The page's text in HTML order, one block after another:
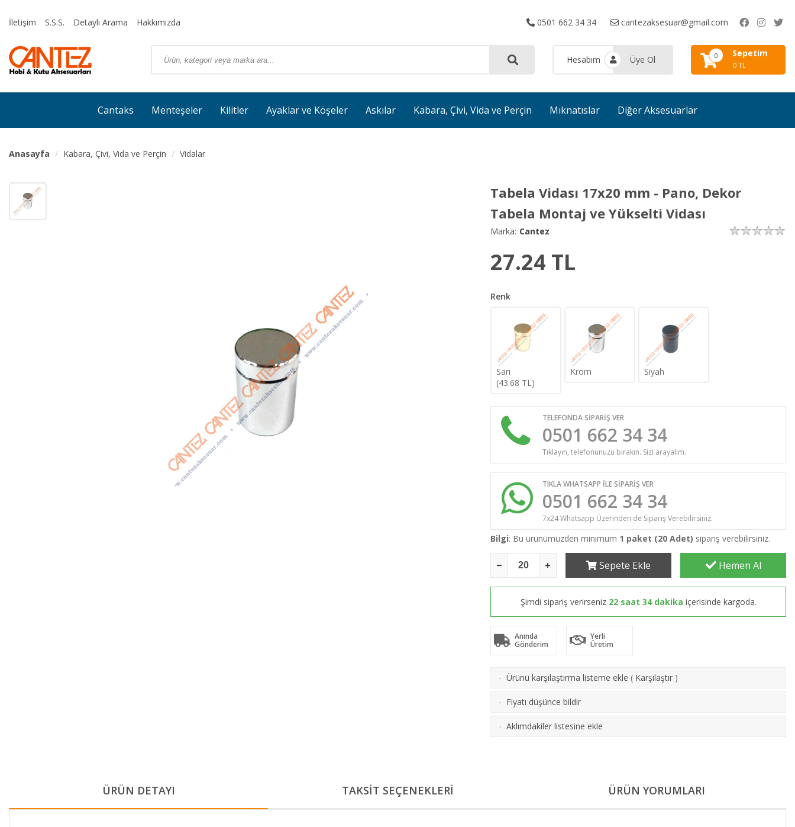
İletişim S.S.S. Detaylı Arama Hakkımızda 0501 662 34 34 cantezaksesuar@gmail.com
Hesabım Üye Ol 0 Sepetim
0 TL
Cantaks Menteşeler Kilitler Ayaklar ve Köşeler Askılar Kabara, Çivi, Vida ve Perçin Mıknatıslar Diğer Aksesuarlar
Anasayfa Kabara, Çivi, Vida ve Perçin Vidalar
Tabela Vidası 17x20 mm - Pano, Dekor
Tabela Montaj ve Yükselti Vidası
Marka: Cantez
27.24 TL
Renk
Sarı
(43.68 TL)
Krom Siyah
TELEFONDA SİPARİŞ VER
0501 662 34 34
Tıklayın, telefonunuzu bırakın. Sizi arayalım.
TIKLA WHATSAPP İLE SİPARİŞ VER
0501 662 34 34
7x24 Whatsapp Üzerinden de Sipariş Verebilirsiniz.
Bilgi: Bu ürünümüzden minimum 1 paket (20 Adet) sipariş verebilirsiniz.
Sepete Ekle Hemen Al
Şimdi sipariş verirseniz 22 saat 34 dakika içerisinde kargoda.
Anında
Gönderim
Yerli
Üretim
· Ürünü karşılaştırma listeme ekle ( Karşılaştır )
· Fiyatı düşünce bildir
· Aklımdakiler listesine ekle
ÜRÜN DETAYI TAKSİT SEÇENEKLERİ ÜRÜN YORUMLARI